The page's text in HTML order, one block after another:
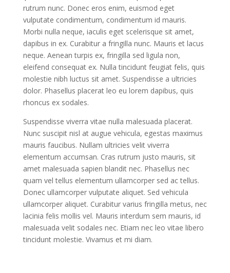
rutrum nunc. Donec eros enim, euismod eget
vulputate condimentum, condimentum id mauris.
Morbi nulla neque, iaculis eget scelerisque sit amet,
dapibus in ex. Curabitur a fringilla nunc. Mauris et lacus
neque. Aenean turpis ex, fringilla sed ligula non,
eleifend consequat ex. Nulla tincidunt feugiat felis, quis
molestie nibh luctus sit amet. Suspendisse a ultricies
dolor. Phasellus placerat leo eu lorem dapibus, quis
rhoncus ex sodales.
Suspendisse viverra vitae nulla malesuada placerat.
Nunc suscipit nisl at augue vehicula, egestas maximus
mauris faucibus. Nullam ultricies velit viverra
elementum accumsan. Cras rutrum justo mauris, sit
amet malesuada sapien blandit nec. Phasellus nec
quam vel tellus elementum ullamcorper sed ac tellus.
Donec ullamcorper vulputate aliquet. Sed vehicula
ullamcorper aliquet. Curabitur varius fringilla metus, nec
lacinia felis mollis vel. Mauris interdum sem mauris, id
malesuada velit sodales nec. Etiam nec leo vitae libero
tincidunt molestie. Vivamus et mi diam.